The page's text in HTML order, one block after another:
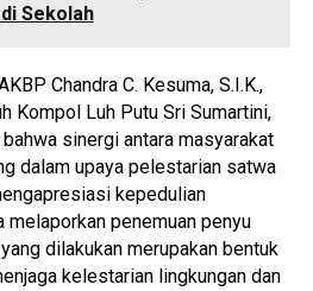
Sekolah
Chandra C. Kesuma, S.I.K.,
Kompol Luh Putu Sri Sumartini,
bahwa sinergi antara masyarakat
dalam upaya pelestarian satwa
kepedulian
penemuan penyu
dilakukan merupakan bentuk
kelestarian lingkungan dan